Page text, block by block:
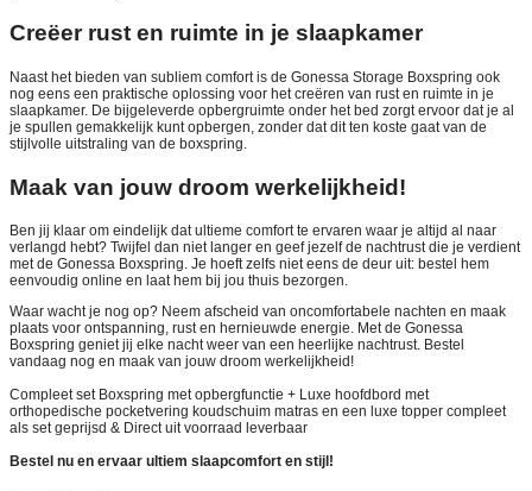
Creëer rust en ruimte in je slaapkamer
Naast het bieden van subliem comfort is de Gonessa Storage Boxspring ook
nog eens een praktische oplossing voor het creëren van rust en ruimte in je
slaapkamer. De bijgeleverde opbergruimte onder het bed zorgt ervoor dat je al
je spullen gemakkelijk kunt opbergen, zonder dat dit ten koste gaat van de
stijlvolle uitstraling van de boxspring.
Maak van jouw droom werkelijkheid!
Ben jij klaar om eindelijk dat ultieme comfort te ervaren waar je altijd al naar
verlangd hebt? Twijfel dan niet langer en geef jezelf de nachtrust die je verdient
met de Gonessa Boxspring. Je hoeft zelfs niet eens de deur uit: bestel hem
eenvoudig online en laat hem bij jou thuis bezorgen.
Waar wacht je nog op? Neem afscheid van oncomfortabele nachten en maak
plaats voor ontspanning, rust en hernieuwde energie. Met de Gonessa
Boxspring geniet jij elke nacht weer van een heerlijke nachtrust. Bestel
vandaag nog en maak van jouw droom werkelijkheid!
Compleet set Boxspring met opbergfunctie + Luxe hoofdbord met
orthopedische pocketvering koudschuim matras en een luxe topper compleet
als set geprijsd & Direct uit voorraad leverbaar
Bestel nu en ervaar ultiem slaapcomfort en stijl!